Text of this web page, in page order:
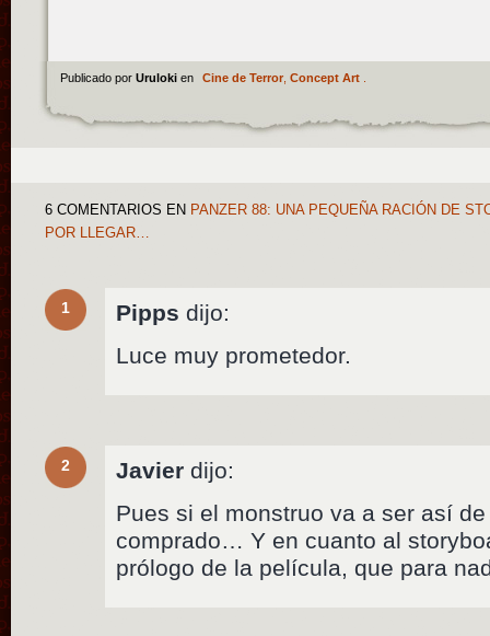
Publicado por Uruloki en Cine de Terror, Concept Art.
6 COMENTARIOS EN PANZER 88: UNA PEQUEÑA RACIÓN DE
POR LLEGAR…
1 Pipps dijo:
Luce muy prometedor.
2 Javier dijo:
Pues si el monstruo va a ser así
comprado… Y en cuanto al
prólogo de la película, que para